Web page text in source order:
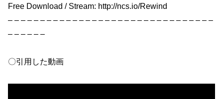
Free Download / Stream: http://ncs.io/Rewind
– – – – – – – – – – – – – – – – – – – – – – – – – – – – – – – –
– – – – – –
〇引用した動画